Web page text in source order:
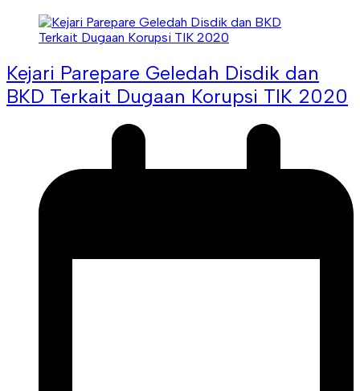
Kejari Parepare Geledah Disdik dan
BKD Terkait Dugaan Korupsi TIK 2020